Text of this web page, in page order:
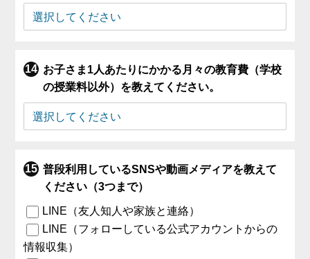
お子さま1人あたりにかかる月々の教育費（学校
の授業料以外）を教えてください。
普段利用しているSNSや動画メディアを教えて
ください（3つまで）
LINE（友人知人や家族と連絡）
LINE（フォローしている公式アカウントからの
情報収集）